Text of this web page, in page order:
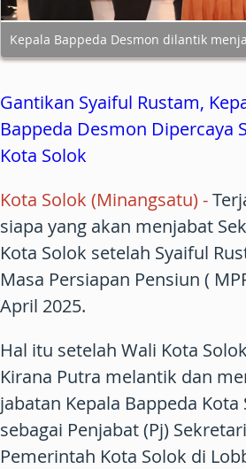
Kepala Bappeda Desmon dilantik
Gantikan Syaiful Rustam,
Bappeda Desmon Dipercaya
Kota Solok
Kota Solok (Minangsatu) -
siapa yang akan menjabat
Kota Solok setelah Syaiful
Masa Persiapan Pensiun (
April 2025.
Hal itu setelah Wali Kota
Kirana Putra melantik dan
jabatan Kepala Bappeda
sebagai Penjabat (Pj)
Pemerintah Kota Solok di